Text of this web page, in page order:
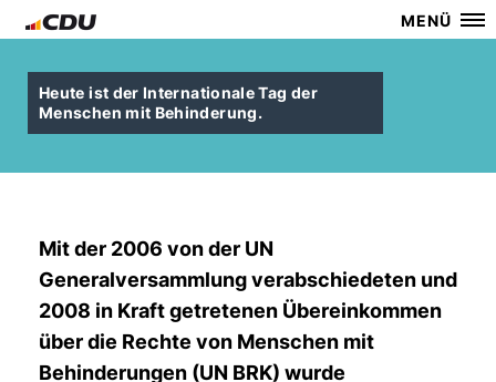
MENÜ
Heute ist der Internationale Tag der
Menschen mit Behinderung.
Mit der 2006 von der UN
Generalversammlung verabschiedeten und
2008 in Kraft getretenen Übereinkommen
über die Rechte von Menschen mit
Behinderungen (UN BRK) wurde